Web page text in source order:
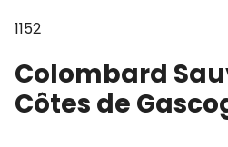
1152
Colombard
Côtes de